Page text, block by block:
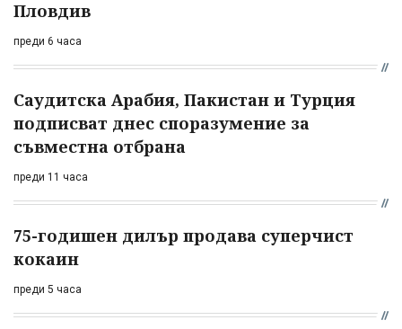
Пловдив
преди 6 часа
Саудитска Арабия, Пакистан и Турция
подписват днес споразумение за
съвместна отбрана
преди 11 часа
75-годишен дилър продава суперчист
кокаин
преди 5 часа